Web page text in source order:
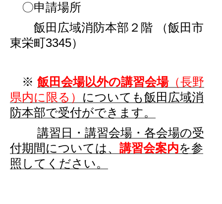
〇申請場所
飯田広域消防本部２階 （飯田市
東栄町3345）
※ 飯田会場以外の講習会場（長野
県内に限る） についても飯田広域消
防本部で受付ができます。
講習日・講習会場・各会場の受
付期間については、 講習会案内を参
照してください。